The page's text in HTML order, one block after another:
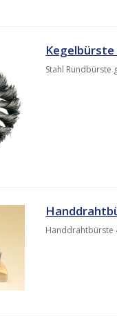
Stahl Rundbürste
Handdrahtbürste